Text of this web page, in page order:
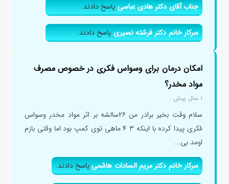
جناب آقای دکتر هادی عباسیپاسخ دادند.
سرکار خانم دکتر فرشته نصیریپاسخ دادند.
امکان درمان برای وسواس فکری در خصوص مصرف
مواد مخدر؟
۱ سال پیش
سلام وقت بخیر برادر من ۲۶سالشه بر اثر مواد مخدر وسواس
فکری پیدا کرده با اینکه ۳ ۴ ماهی توی کمپ بود اما وقتی بازم
اومد بی...
سرکار خانم دکتر مریم السادات هاشمیپاسخ دادند.